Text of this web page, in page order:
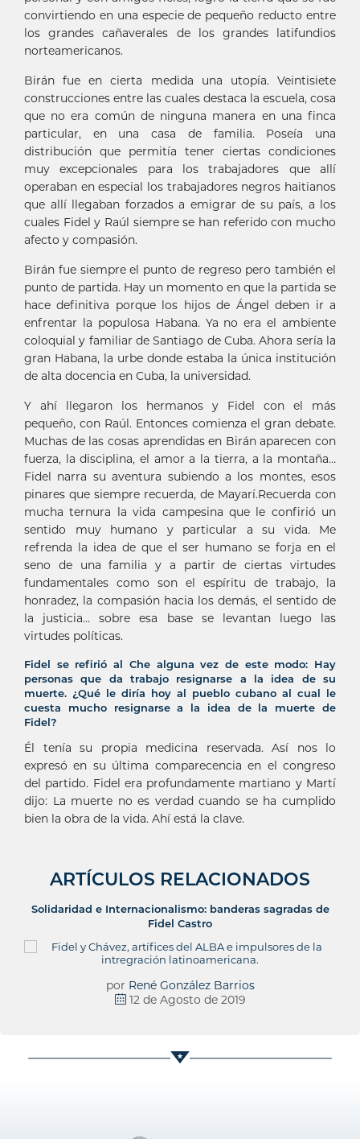
convirtiendo en una especie de pequeño reducto entre
los grandes cañaverales de los grandes latifundios
norteamericanos.
Birán fue en cierta medida una utopía. Veintisiete
construcciones entre las cuales destaca la escuela, cosa
que no era común de ninguna manera en una finca
particular, en una casa de familia. Poseía una
distribución que permitía tener ciertas condiciones
muy excepcionales para los trabajadores que allí
operaban en especial los trabajadores negros haitianos
que allí llegaban forzados a emigrar de su país, a los
cuales Fidel y Raúl siempre se han referido con mucho
afecto y compasión.
Birán fue siempre el punto de regreso pero también el
punto de partida. Hay un momento en que la partida se
hace definitiva porque los hijos de Ángel deben ir a
enfrentar la populosa Habana. Ya no era el ambiente
coloquial y familiar de Santiago de Cuba. Ahora sería la
gran Habana, la urbe donde estaba la única institución
de alta docencia en Cuba, la universidad.
Y ahí llegaron los hermanos y Fidel con el más
pequeño, con Raúl. Entonces comienza el gran debate.
Muchas de las cosas aprendidas en Birán aparecen con
fuerza, la disciplina, el amor a la tierra, a la montaña…
Fidel narra su aventura subiendo a los montes, esos
pinares que siempre recuerda, de Mayarí.Recuerda con
mucha ternura la vida campesina que le confirió un
sentido muy humano y particular a su vida. Me
refrenda la idea de que el ser humano se forja en el
seno de una familia y a partir de ciertas virtudes
fundamentales como son el espíritu de trabajo, la
honradez, la compasión hacia los demás, el sentido de
la justicia… sobre esa base se levantan luego las
virtudes políticas.
Fidel se refirió al Che alguna vez de este modo: Hay
personas que da trabajo resignarse a la idea de su
muerte. ¿Qué le diría hoy al pueblo cubano al cual le
cuesta mucho resignarse a la idea de la muerte de
Fidel?
Él tenía su propia medicina reservada. Así nos lo
expresó en su última comparecencia en el congreso
del partido. Fidel era profundamente martiano y Martí
dijo: La muerte no es verdad cuando se ha cumplido
bien la obra de la vida. Ahí está la clave.
ARTÍCULOS RELACIONADOS
Solidaridad e Internacionalismo: banderas sagradas de
Fidel Castro
por René González Barrios
12 de Agosto de 2019